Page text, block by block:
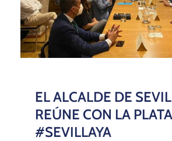
EL ALCALDE DE
REÚNE CON LA
#SEVILLAYA